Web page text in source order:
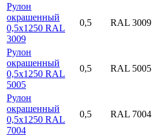
Рулон
окрашенный
0,5х1250 RAL
3009
0,5 RAL 3009
Рулон
окрашенный
0,5х1250 RAL
5005
0,5 RAL 5005
Рулон
окрашенный
0,5х1250 RAL
7004
0,5 RAL 7004